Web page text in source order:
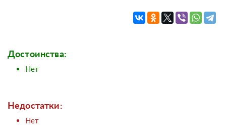
Достоинства:
Нет
Недостатки:
Нет